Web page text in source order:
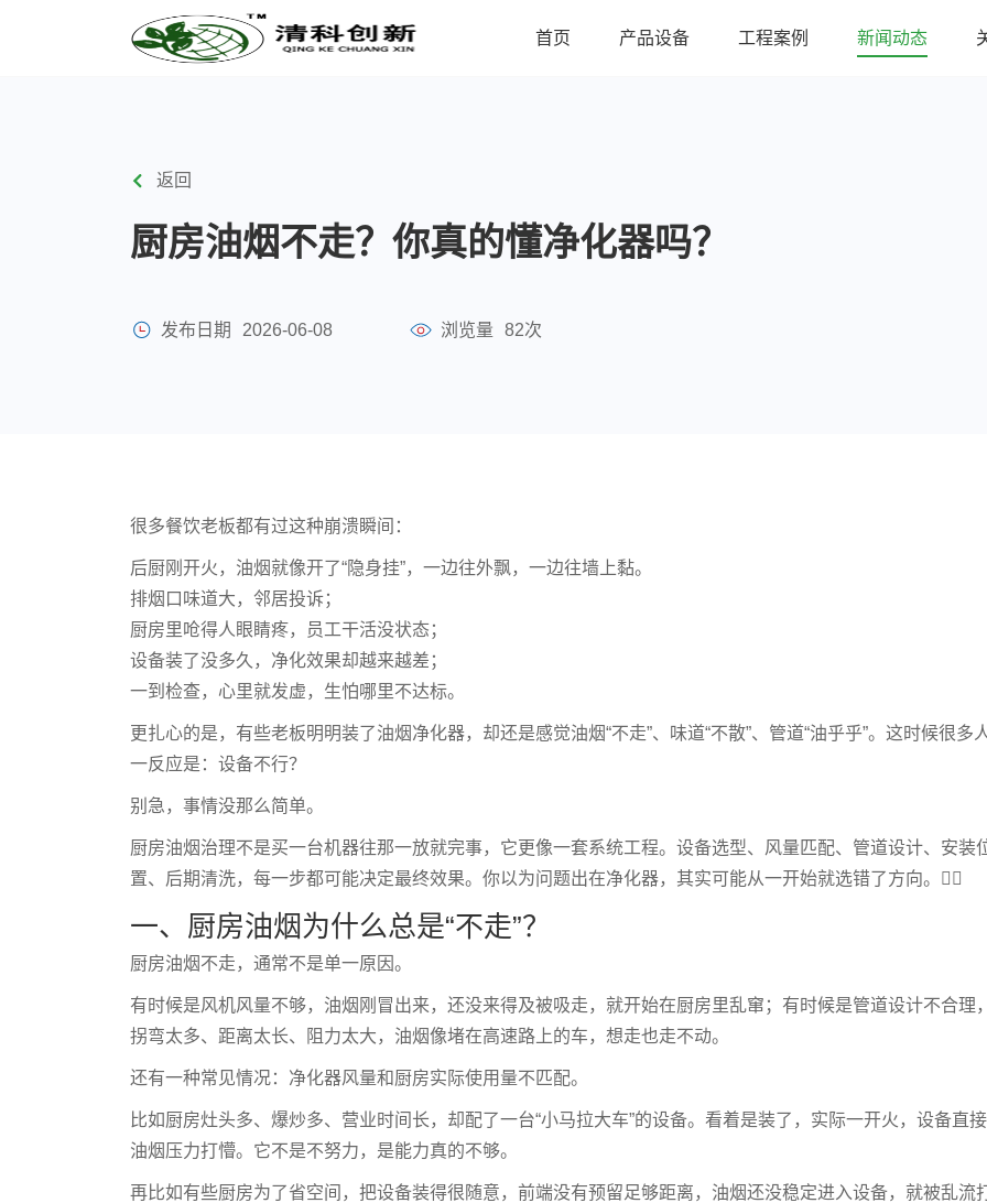
首页 产品设备 工程案例 新闻动态
返回
厨房油烟不走？你真的懂净化器吗？
发布日期 2026-06-08 浏览量 82次
很多餐饮老板都有过这种崩溃瞬间：
后厨刚开火，油烟就像开了“隐身挂”，一边往外飘，一边往墙上黏。
排烟口味道大，邻居投诉；
厨房里呛得人眼睛疼，员工干活没状态；
设备装了没多久，净化效果却越来越差；
一到检查，心里就发虚，生怕哪里不达标。
更扎心的是，有些老板明明装了油烟净化器，却还是感觉油烟“不走”、味道“不散”、管道“油乎乎”。这时候很多
一反应是：设备不行？
别急，事情没那么简单。
厨房油烟治理不是买一台机器往那一放就完事，它更像一套系统工程。设备选型、风量匹配、管道设计、安装
置、后期清洗，每一步都可能决定最终效果。你以为问题出在净化器，其实可能从一开始就选错了方向。😵‍💫
一、厨房油烟为什么总是“不走”？
厨房油烟不走，通常不是单一原因。
有时候是风机风量不够，油烟刚冒出来，还没来得及被吸走，就开始在厨房里乱窜；有时候是管道设计不合理
拐弯太多、距离太长、阻力太大，油烟像堵在高速路上的车，想走也走不动。
还有一种常见情况：净化器风量和厨房实际使用量不匹配。
比如厨房灶头多、爆炒多、营业时间长，却配了一台“小马拉大车”的设备。看着是装了，实际一开火，设备直
油烟压力打懵。它不是不努力，是能力真的不够。
再比如有些厨房为了省空间，把设备装得很随意，前端没有预留足够距离，油烟还没稳定进入设备，就被乱流